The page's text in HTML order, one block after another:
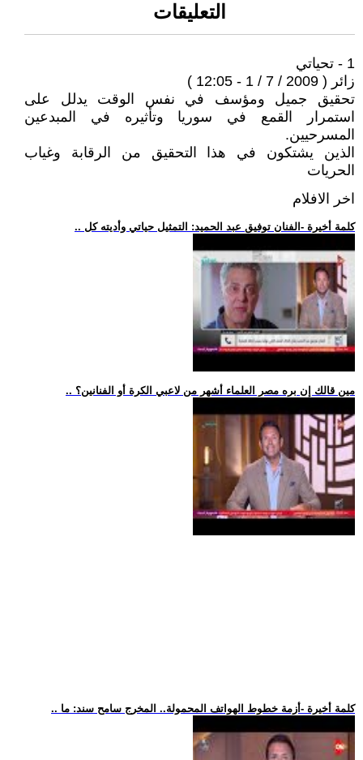
التعليقات
1 - تحياتي
زائر ( 2009 / 7 / 1 - 12:05 )
تحقيق جميل ومؤسف في نفس الوقت يدلل على
استمرار القمع في سوريا وتأثيره في المبدعين
المسرحيين.
الذين يشتكون في هذا التحقيق من الرقابة وغياب
الحريات
اخر الافلام
.. كلمة أخيرة -الفنان توفيق عبد الحميد: التمثيل حياتي وأديته كل
.. مين قالك إن بره مصر العلماء أشهر من لاعبي الكرة أو الفنانين؟
.. كلمة أخيرة -أزمة خطوط الهواتف المحمولة.. المخرج سامح سند: ما